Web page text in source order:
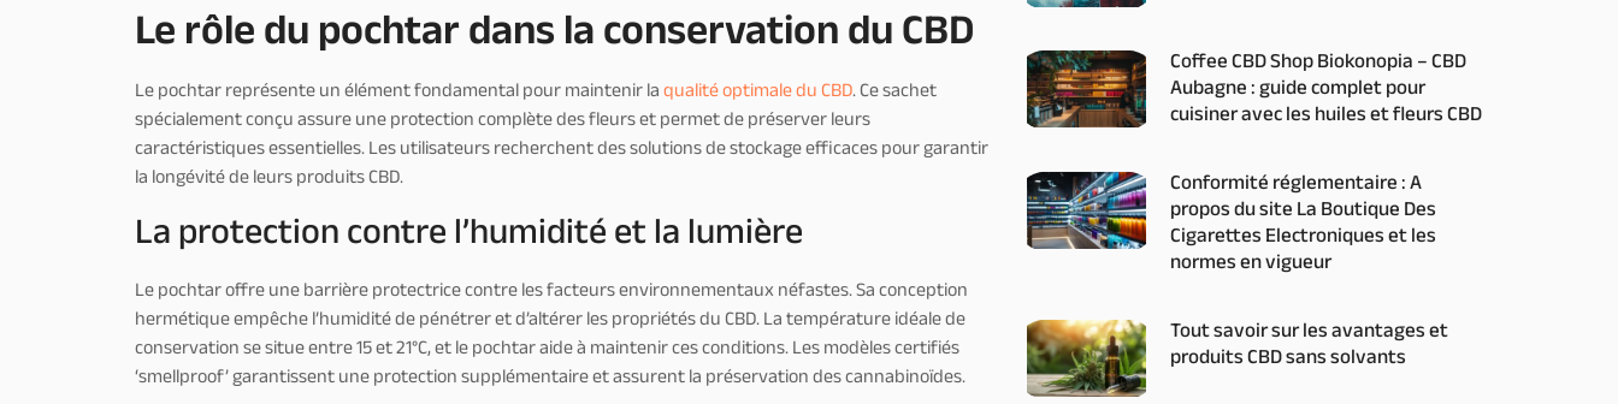
Le rôle du pochtar dans la conservation du CBD
Le pochtar représente un élément fondamental pour maintenir laqualité optimale du CBD. Ce sachet
spécialement conçu assure une protection complète des fleurs et permet de préserver leurs
caractéristiques essentielles. Les utilisateurs recherchent des solutions de stockage efficaces pour garantir
la longévité de leurs produits CBD.
La protection contre l’humidité et la lumière
Le pochtar offre une barrière protectrice contre les facteurs environnementaux néfastes. Sa conception
hermétique empêche l’humidité de pénétrer et d’altérer les propriétés du CBD. La température idéale de
conservation se situe entre 15 et 21°C, et le pochtar aide à maintenir ces conditions. Les modèles certifiés
‘smellproof’ garantissent une protection supplémentaire et assurent la préservation des cannabinoïdes.
Coffee CBD Shop Biokonopia – CBD
Aubagne : guide complet pour
cuisiner avec les huiles et fleurs CBD
Conformité réglementaire : A
propos du site La Boutique Des
Cigarettes Electroniques et les
normes en vigueur
Tout savoir sur les avantages et
produits CBD sans solvants